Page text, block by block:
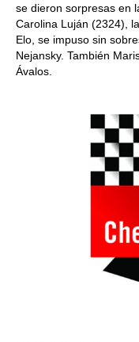
se dieron sorpresas en
Carolina Luján (2324),
Elo, se impuso sin
Nejansky. También
Ávalos.